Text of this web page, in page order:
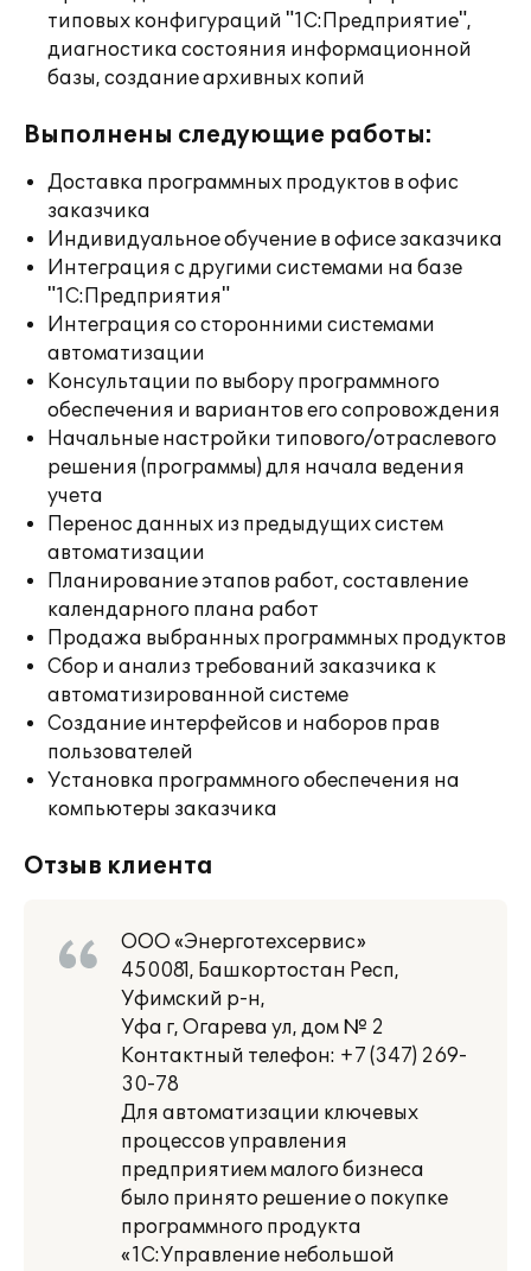
типовых конфигураций "1С:Предприятие",
диагностика состояния информационной
базы, создание архивных копий
Выполнены следующие работы:
Доставка программных продуктов в офис
заказчика
Индивидуальное обучение в офисе заказчика
Интеграция с другими системами на базе
"1С:Предприятия"
Интеграция со сторонними системами
автоматизации
Консультации по выбору программного
обеспечения и вариантов его сопровождения
Начальные настройки типового/отраслевого
решения (программы) для начала ведения
учета
Перенос данных из предыдущих систем
автоматизации
Планирование этапов работ, составление
календарного плана работ
Продажа выбранных программных продуктов
Сбор и анализ требований заказчика к
автоматизированной системе
Создание интерфейсов и наборов прав
пользователей
Установка программного обеспечения на
компьютеры заказчика
Отзыв клиента
ООО «Энерготехсервис»
450081, Башкортостан Респ,
Уфимский р-н,
Уфа г, Огарева ул, дом № 2
Контактный телефон: +7 (347) 269-
30-78
Для автоматизации ключевых
процессов управления
предприятием малого бизнеса
было принято решение о покупке
программного продукта
«1С:Управление небольшой